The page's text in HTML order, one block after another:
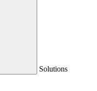
Solutions